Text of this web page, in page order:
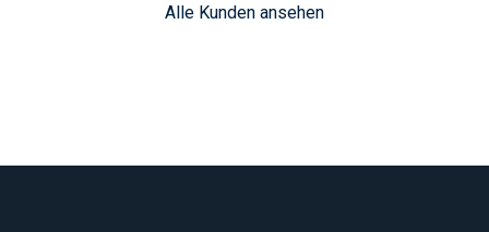
Alle Kunden ansehen